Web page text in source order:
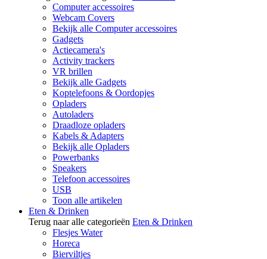
Computer accessoires
Webcam Covers
Bekijk alle Computer accessoires
Gadgets
Actiecamera's
Activity trackers
VR brillen
Bekijk alle Gadgets
Koptelefoons & Oordopjes
Opladers
Autoladers
Draadloze opladers
Kabels & Adapters
Bekijk alle Opladers
Powerbanks
Speakers
Telefoon accessoires
USB
Toon alle artikelen
Eten & Drinken
Terug naar alle categorieën Eten & Drinken
Flesjes Water
Horeca
Bierviltjes